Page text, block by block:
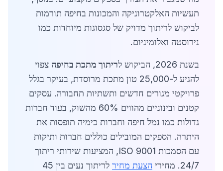
תעשיות האלקטרוניקה והמכונות בחיפה תורמות
לביקוש לריתוך מדויק של סגסוגות מיוחדות כמו
נירוסטה ואלומיניום.
בשנת 2026, הביקוש ל ריתוך מתכת בחיפה צפוי
להגיע ל-25,000 טון מתכת מרוסדת, בעיקר בגלל
פרויקטי מגורים חדשים ותשתיות תחבורה. עסקים
קטנים ובינוניים מהווים 60% מהשוק, בעוד חברות
גדולות כמו נמל חיפה וחברות כימיה תופסות את
היתרה. הספקים המובילים כוללים חברות ותיקות
עם הסמכות ISO 9001, המציעות שירותי ריתוך
24/7. מחירי
הצעת מחיר לריתוך נעים בין 45